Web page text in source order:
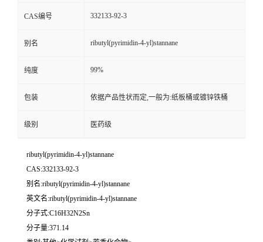
CAS编号 332133-92-3
别名 ributyl(pyrimidin-4-yl)stannane
纯度 99%
包装 依据产品性状而定,一般为:纸板桶或镀锌铁桶
级别 医药级
ributyl(pyrimidin-4-yl)stannane
CAS:332133-92-3
别名:ributyl(pyrimidin-4-yl)stannane
英文名:ributyl(pyrimidin-4-yl)stannane
分子式:C16H32N2Sn
分子量:371.14